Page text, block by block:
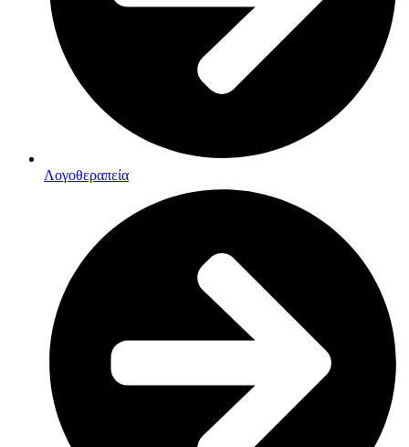
Λογοθεραπεία